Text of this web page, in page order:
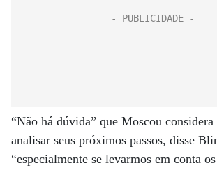
“Não há dúvida” que Moscou considera
analisar seus próximos passos, disse
“especialmente se levarmos em conta